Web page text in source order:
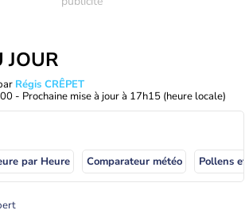
JOUR
Régis CRÊPET
- Prochaine mise à jour à 17h15 (heure locale)
par Heure Comparateur météo Pollens